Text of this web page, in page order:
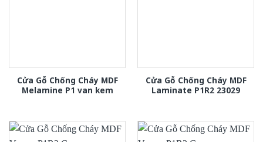
Cửa Gỗ Chống Cháy MDF
Melamine P1 van kem
Cửa Gỗ Chống Cháy MDF
Laminate P1R2 23029